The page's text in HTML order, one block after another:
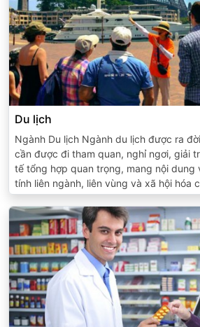
Du lịch
Ngành Du lịch Ngành du lịch được ra
cần được đi tham quan, nghỉ ngơi, giải
tế tổng hợp quan trọng, mang nội dung
tính liên ngành, liên vùng và xã hội hóa